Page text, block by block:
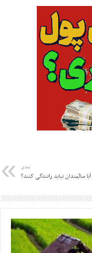
بعدی
آیا سالمندان نباید رانندگی کنند؟